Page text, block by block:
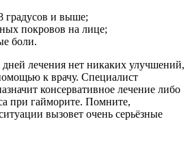
градусов и выше;
покровов на лице;
боли.
дней лечения нет никаких улучшений,
к врачу. Специалист
консервативное лечение либо
при гайморите. Помните,
вызовет очень серьёзные